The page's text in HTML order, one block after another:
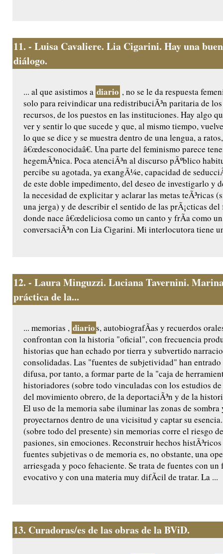
11. - Luisa Cavaliere. Lia Cigarini. Hay una
diálogo.
... al que asistimos a diario , no se le da respuesta
solo para reivindicar una redistribuciÃ³n paritaria de
recursos, de los puestos en las instituciones. Hay algo
ver y sentir lo que sucede y que, al mismo tiempo,
lo que se dice y se muestra dentro de una lengua, a ratos,
â€œdesconocidaâ€. Una parte del feminismo parece
hegemÃ³nica. Poca atenciÃ³n al discurso pÃºblico
percibe su agotada, ya exangÃ¼e, capacidad de
de este doble impedimento, del deseo de investigarlo y
la necesidad de explicitar y aclarar las metas teÃ³ricas
una jerga) y de describir el sentido de las prÃ¡cticas del
donde nace â€œdeliciosa como un canto y frÃ­a como un
conversaciÃ³n con Lia Cigarini. Mi interlocutora tiene
12. - Laura Minguzzi. Luciana Tavernini.
práctica de la...
... memorias , diarios, autobiografÃ­as y recuerdos
confrontan con la historia "oficial", con frecuencia
historias que han echado por tierra y subvertido
consolidadas. Las "fuentes de subjetividad" han entrado
difusa, por tanto, a formar parte de la "caja de
historiadores (sobre todo vinculadas con los estudios
del movimiento obrero, de la deportaciÃ³n y de la
El uso de la memoria sabe iluminar las zonas de sombra
proyectarnos dentro de una vicisitud y captar su
(sobre todo del presente) sin memorias corre el riesgo
pasiones, sin emociones. Reconstruir hechos
fuentes subjetivas o de memoria es, no obstante, una
arriesgada y poco fehaciente. Se trata de fuentes con un
evocativo y con una materia muy difÃ­cil de tratar. La ...
13. Curadoras/es de las obras de la BViD.